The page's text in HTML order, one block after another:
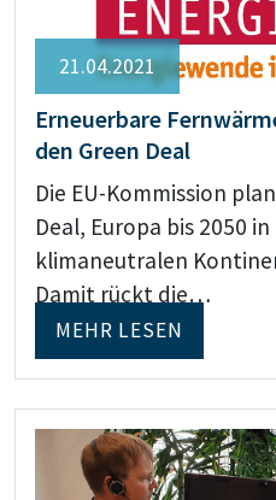
21.04.2021
Erneuerbare
den Green Deal
Die EU-Kommission
Deal, Europa bis 2050
klimaneutralen
Damit rückt die…
MEHR LESEN